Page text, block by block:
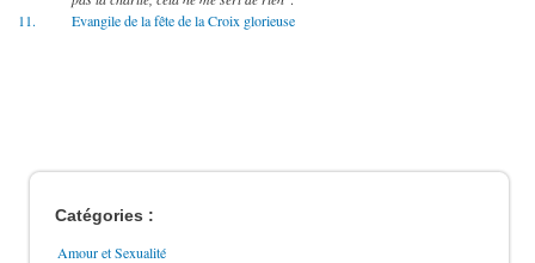
11.
Evangile de la fête de la Croix glorieuse
Catégories :
Amour et Sexualité